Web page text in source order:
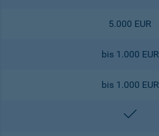
5.000 EUR
bis 1.000 EUR
bis 1.000 EUR